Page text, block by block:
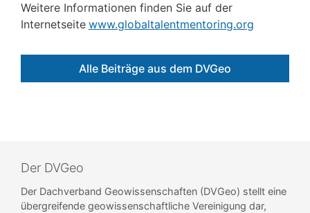
Weitere Informationen finden Sie auf der
Internetseite www.globaltalentmentoring.org
Alle Beiträge aus dem DVGeo
Der DVGeo
Der Dachverband Geowissenschaften (DVGeo) stellt eine
übergreifende geowissenschaftliche Vereinigung dar,